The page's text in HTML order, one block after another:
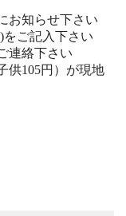
お知らせ下さい
をご記入下さい
連絡下さい
供105円）が現地